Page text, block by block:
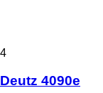
4
Deutz 4090e